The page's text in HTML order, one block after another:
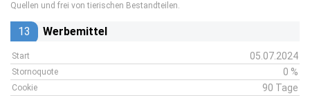
Quellen und frei von tierischen Bestandteilen.
13 Werbemittel
Start 05.07.2024
Stornoquote 0 %
Cookie 90 Tage